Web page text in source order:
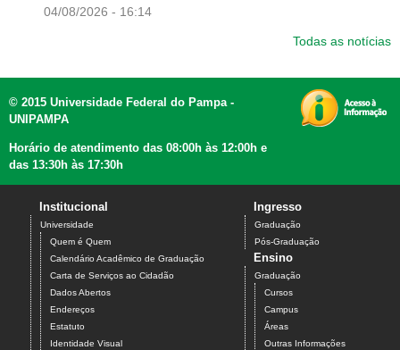
04/08/2026 - 16:14
Todas as notícias
© 2015 Universidade Federal do Pampa -
UNIPAMPA
Horário de atendimento das 08:00h às 12:00h e
das 13:30h às 17:30h
Institucional
Universidade
Quem é Quem
Calendário Acadêmico de Graduação
Carta de Serviços ao Cidadão
Dados Abertos
Endereços
Estatuto
Identidade Visual
Ingresso
Graduação
Pós-Graduação
Ensino
Graduação
Cursos
Campus
Áreas
Outras Informações